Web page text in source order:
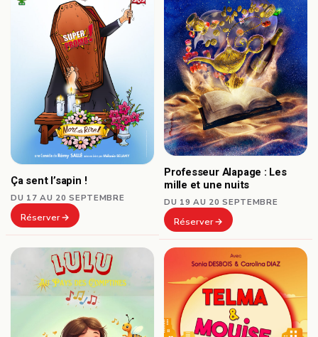
Ça sent l’sapin !
DU 17 AU 20 SEPTEMBRE
Réserver
Professeur Alapage : Les
mille et une nuits
DU 19 AU 20 SEPTEMBRE
Réserver